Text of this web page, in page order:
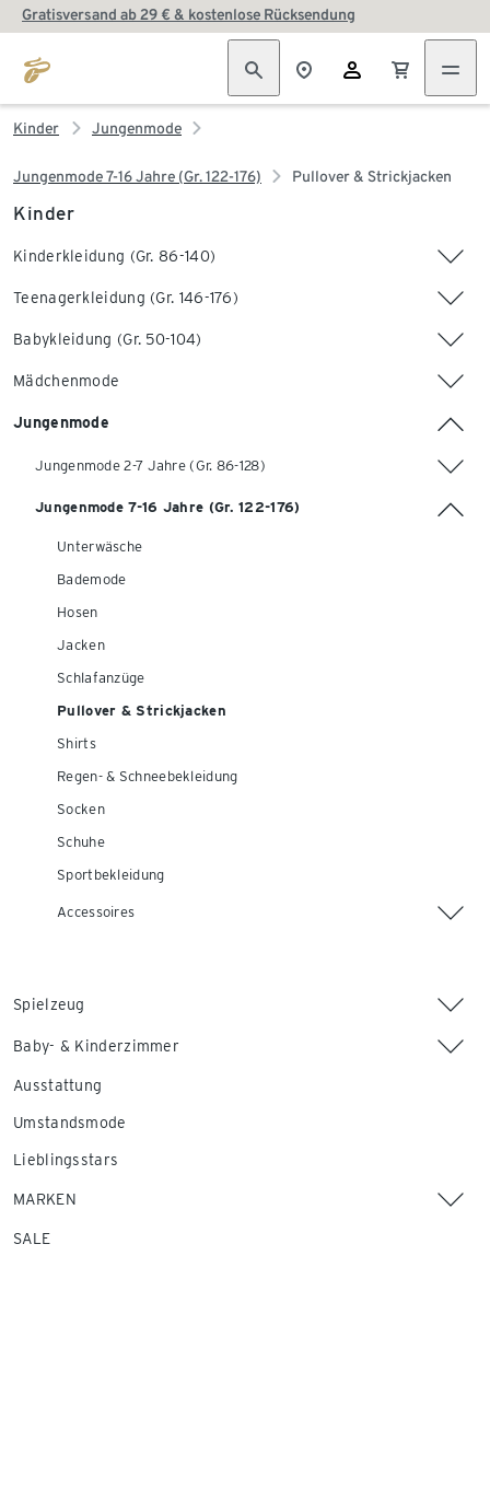
Gratisversand ab 29 € & kostenlose Rücksendung
Kinder Jungenmode
Jungenmode 7-16 Jahre (Gr. 122-176) Pullover & Strickjacken
Kinder
Kinderkleidung (Gr. 86-140)
Teenagerkleidung (Gr. 146-176)
Babykleidung (Gr. 50-104)
Mädchenmode
Jungenmode
Jungenmode 2-7 Jahre (Gr. 86-128)
Jungenmode 7-16 Jahre (Gr. 122-176)
Unterwäsche
Bademode
Hosen
Jacken
Schlafanzüge
Pullover & Strickjacken
Shirts
Regen- & Schneebekleidung
Socken
Schuhe
Sportbekleidung
Accessoires
Spielzeug
Baby- & Kinderzimmer
Ausstattung
Umstandsmode
Lieblingsstars
MARKEN
SALE